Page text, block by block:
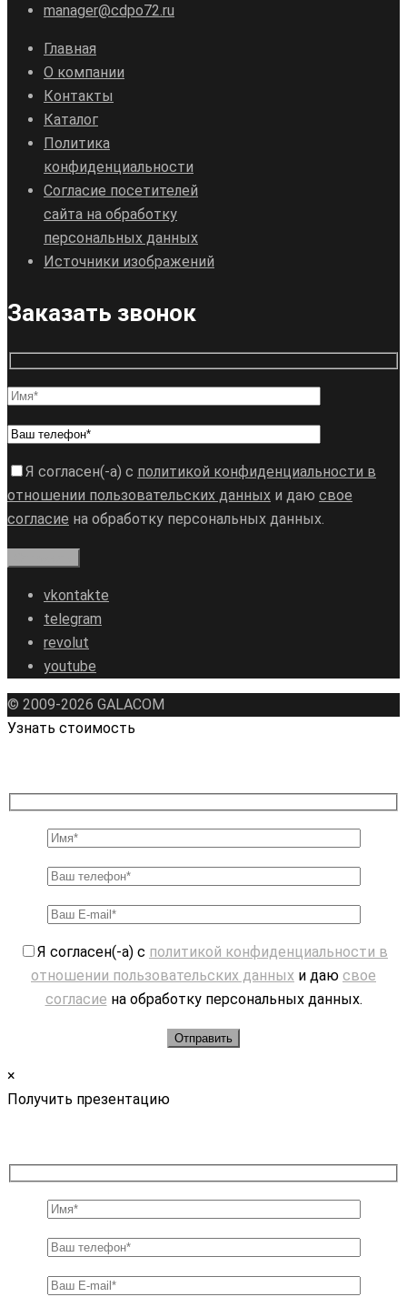
manager@cdpo72.ru
Главная
О компании
Контакты
Каталог
Политика
конфиденциальности
Согласие посетителей
сайта на обработку
персональных данных
Источники изображений
Заказать звонок
Я согласен(-а) с политикой конфиденциальности в
отношении пользовательских данных и даю свое
согласие на обработку персональных данных.
vkontakte
telegram
revolut
youtube
© 2009-2026 GALAСOM
Узнать стоимость
Я согласен(-а) с политикой конфиденциальности в
отношении пользовательских данных и даю свое
согласие на обработку персональных данных.
×
Получить презентацию